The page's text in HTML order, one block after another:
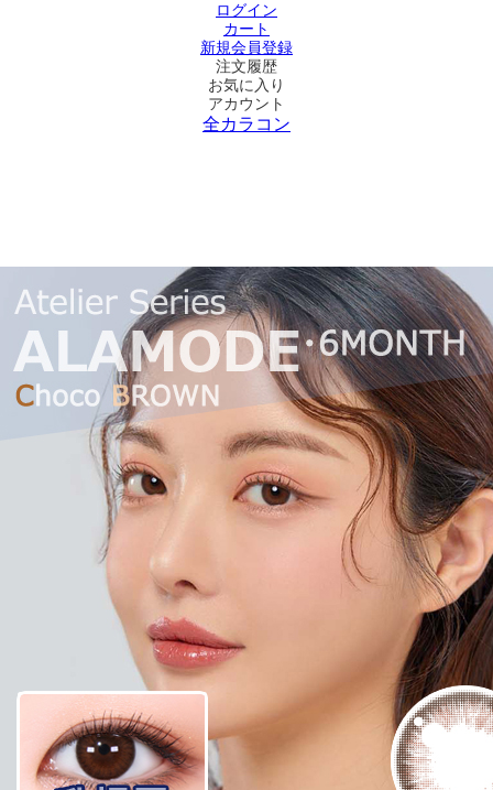
ログイン
カート
新規会員登録
注文履歴
お気に入り
アカウント
全カラコン